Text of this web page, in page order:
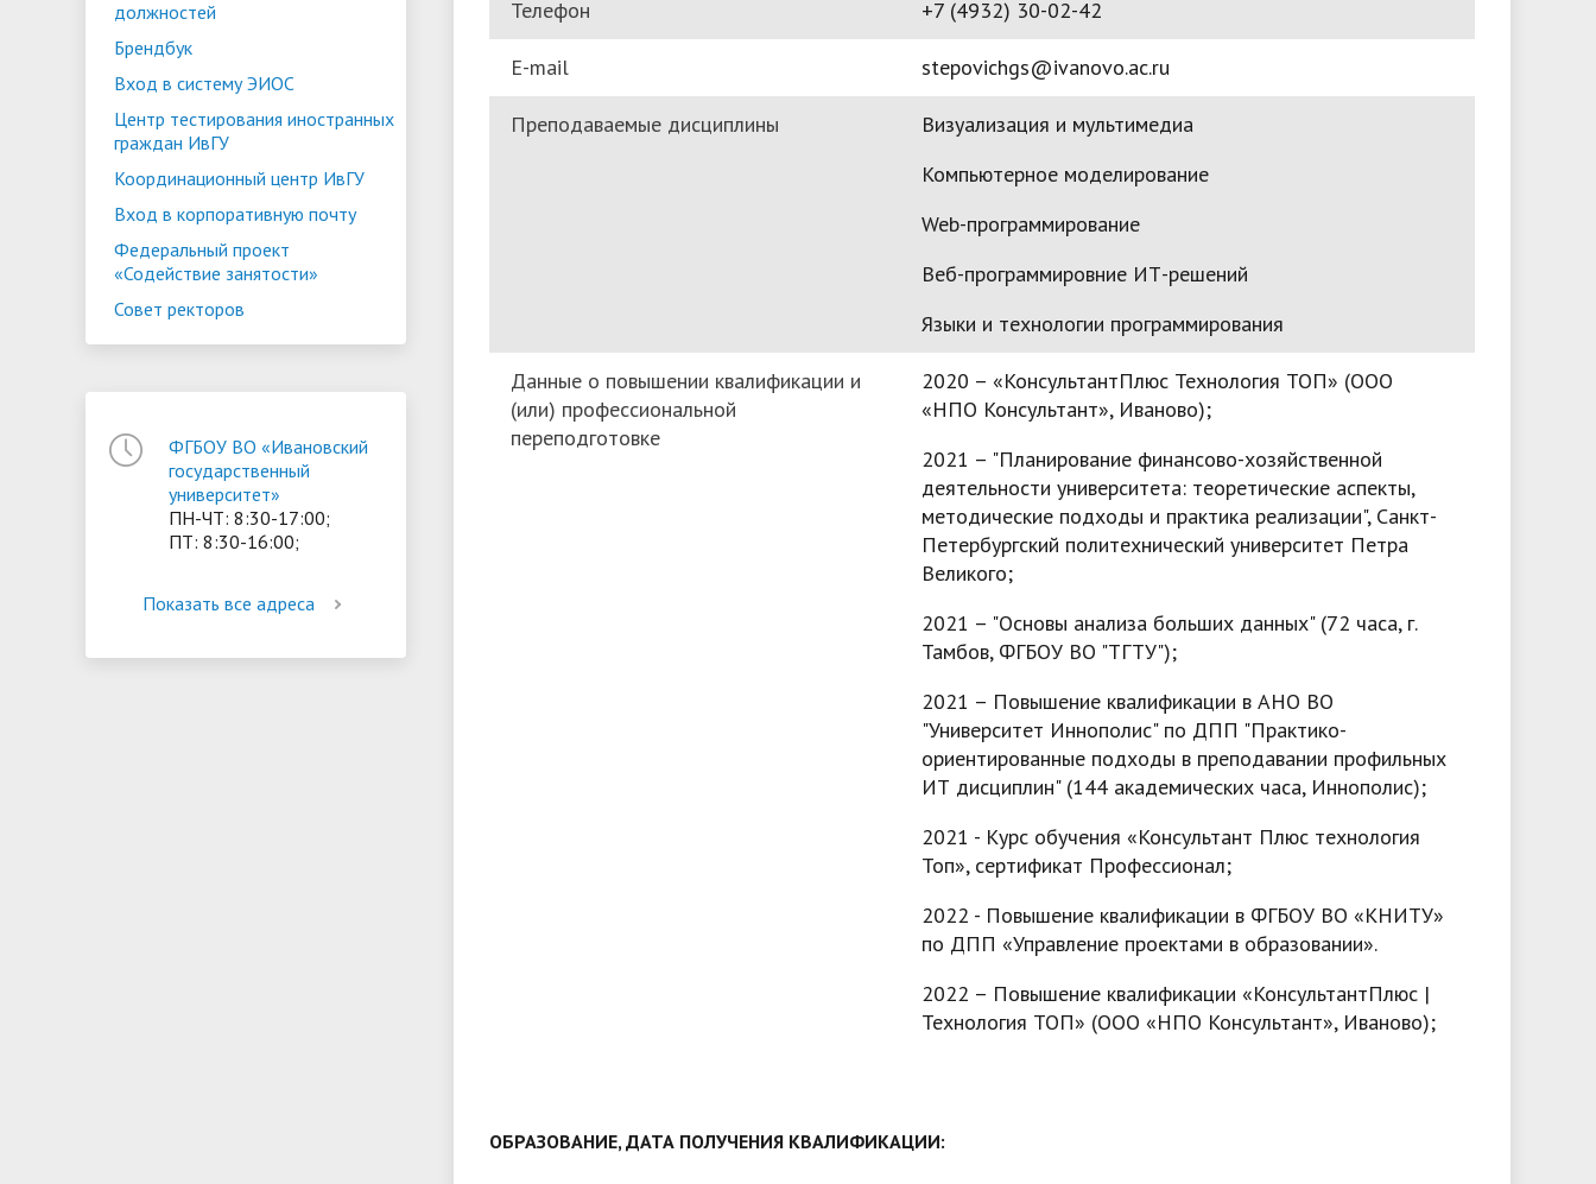
должностей
Брендбук
Вход в систему ЭИОС
Центр тестирования иностранных
граждан ИвГУ
Координационный центр ИвГУ
Вход в корпоративную почту
Федеральный проект
«Содействие занятости»
Совет ректоров
ФГБОУ ВО «Ивановский
государственный
университет»
ПН-ЧТ: 8:30-17:00;
ПТ: 8:30-16:00;
Показать все адреса
Телефон +7 (4932) 30-02-42
E-mail stepovichgs@ivanovo.ac.ru
Преподаваемые дисциплины
Визуализация и мультимедиа
Компьютерное моделирование
Web-программирование
Веб-программировние ИТ-решений
Языки и технологии программирования
Данные о повышении квалификации и
(или) профессиональной
переподготовке
2020 – «КонсультантПлюс Технология ТОП» (ООО
«НПО Консультант», Иваново);
2021 – "Планирование финансово-хозяйственной
деятельности университета: теоретические аспекты,
методические подходы и практика реализации", Санкт-
Петербургский политехнический университет Петра
Великого;
2021 – "Основы анализа больших данных" (72 часа, г.
Тамбов, ФГБОУ ВО "ТГТУ");
2021 – Повышение квалификации в АНО ВО
"Университет Иннополис" по ДПП "Практико-
ориентированные подходы в преподавании профильных
ИТ дисциплин" (144 академических часа, Иннополис);
2021 - Курс обучения «Консультант Плюс технология
Топ», сертификат Профессионал;
2022 - Повышение квалификации в ФГБОУ ВО «КНИТУ»
по ДПП «Управление проектами в образовании».
2022 – Повышение квалификации «КонсультантПлюс |
Технология ТОП» (ООО «НПО Консультант», Иваново);
ОБРАЗОВАНИЕ, ДАТА ПОЛУЧЕНИЯ КВАЛИФИКАЦИИ: